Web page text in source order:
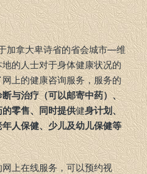
加拿大卑诗省的省会城市—维
的人士对于身体健康状况的
上的健康咨询服务，服务的
断与治疗（可以邮寄中药）、
零售、同时提供健身计划、
人保健、少儿及幼儿保健等
上在线服务，可以预约视